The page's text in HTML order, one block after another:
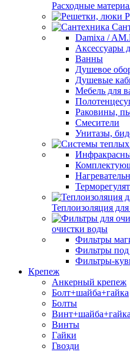
Расходные
Damixa /
Аксессуары
Ванны
Душевое
Душевые
Мебель для
Раковины,
Смесители
Унитазы,
Теплоизоляция
очистки воды
Фильтры
Фильтры под
Фильтры-
Крепеж
Анкерный крепеж
Болт+шайба+гайка
Болты
Винт+шайба+гайка
Винты
Гайки
Гвозди